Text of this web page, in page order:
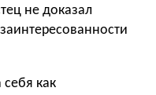
не доказал
как